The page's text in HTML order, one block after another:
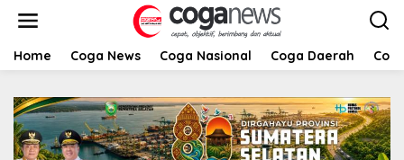
t
Home Coga News Coga Nasional Coga Daerah